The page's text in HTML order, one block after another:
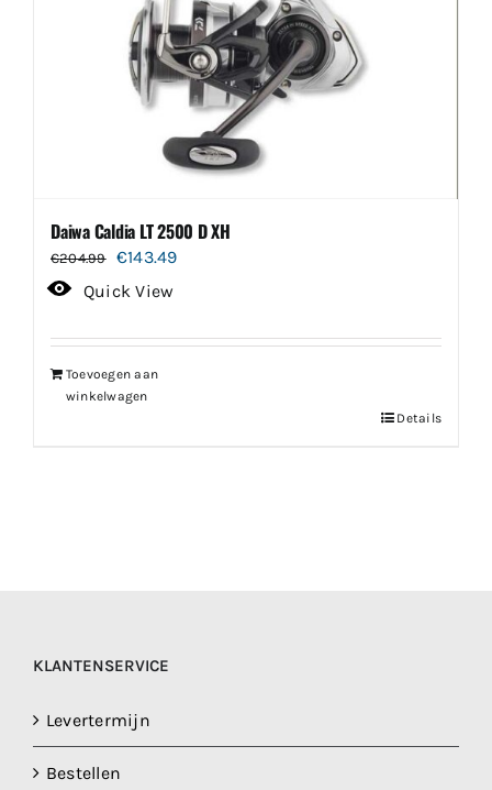
Daiwa Caldia LT 2500 D XH
€204.99
Oorspronkelijke
prijs
€204.99.
€143.49Huidige
€143.49.
Quick View
Toevoegen aan
winkelwagen
Details
KLANTENSERVICE
Levertermijn
Bestellen